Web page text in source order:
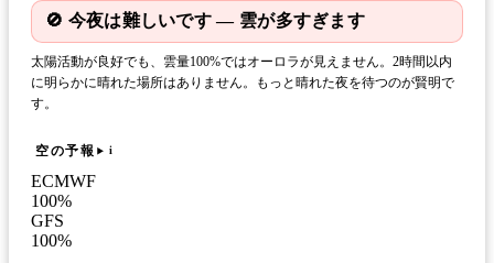
🚫 今夜は難しいです — 雲が多すぎます
太陽活動が良好でも、雲量100%ではオーロラが見えません。2時間以内
に明らかに晴れた場所はありません。もっと晴れた夜を待つのが賢明で
す。
空の予報 i
ECMWF
100%
GFS
100%